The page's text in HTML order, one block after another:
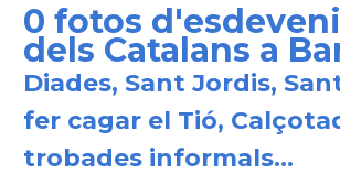
0 fotos
dels Catalans a
Diades, Sant Jordis,
fer cagar el Tió,
trobades informals...